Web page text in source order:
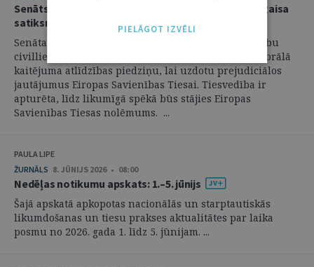
Senāts lūdz Eiropas Savienības Tiesas viedokli par gaisa
satiksmes dispečera amata ierobežojumiem
Senāta Civillietu departaments ir apturējis tiesvedību
civillietā par atšķirīgas attieksmes izbeigšanu un morālā
kaitējuma atlīdzības piedziņu, lai uzdotu prejudiciālos
jautājumus Eiropas Savienības Tiesai. Tiesvedība ir
apturēta, līdz likumīgā spēkā būs stājies Eiropas
Savienības Tiesas nolēmums. ...
PAULA LIPE
ŽURNĀLS 8. JŪNIJS 2026 • 08:00
Nedēļas notikumu apskats: 1.–5. jūnijs
Šajā apskatā apkopotas nacionālās un starptautiskās
likumdošanas un tiesu prakses aktualitātes par laika
posmu no 2026. gada 1. līdz 5. jūnijam. ...
PIELĀGOT IZVĒLI